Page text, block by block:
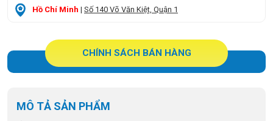
Hồ Chí Minh | Số 140 Võ Văn Kiệt, Quận 1
CHÍNH SÁCH BÁN HÀNG
MÔ TẢ SẢN PHẨM